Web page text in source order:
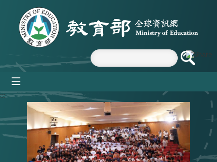
跳到主要內容區塊
:::